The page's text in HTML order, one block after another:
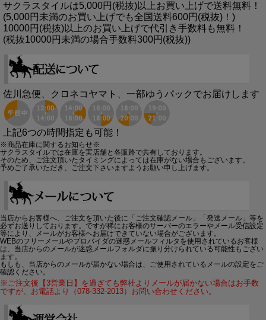
サクラスタイルは5,000円(税抜)以上お買い上げで送料無料！
(5,000円未満のお買い上げでも全国送料600円(税抜)！)
10000円(税抜)以上のお買い上げで代引き手数料も無料！
(税抜10000円未満の場合手数料300円(税抜))
佐川急便、クロネコヤマト、一部ゆうパックでお届けします
上記6つの時間指定も可能！
※商品在庫に関するお知らせ※
サクラスタイルでは在庫を実店舗と各販路で共有しております。
そのため、ご注文頂いたタイミングによっては在庫がない場合もございます。
予めご了承いただき、ご注文下さいますようお願い申し上げます。
当店からお客様へ、ご注文を頂いた後に「ご注文確認メール」「発送メール」等を
必ずお送りしております。ですが稀にお客様のサーバーのエラーやメール受信設定
等により、メールがお客様へお届けできていない場合がございます。
WEBのフリーメールやプロバイダの迷惑メールフィルタを使用されているお客様
は、当店からのメールが迷惑メールフォルダに振り分けられている可能性もござい
ます。
もしも、当店からのメールが届かない場合は、ご使用されているメールの設定をご
確認ください。
※ご注文後【3営業日】を過ぎても弊社よりメールが届かない場合はお手数
ですが、お電話より（078-332-2013）お問い合わせください。